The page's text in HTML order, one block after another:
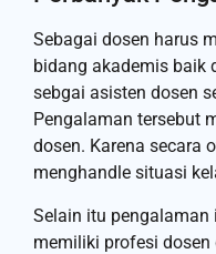
Sebagai dosen harus
bidang akademis baik
sebgai asisten dosen
Pengalaman tersebut
dosen. Karena secara
menghandle situasi
Selain itu pengalaman
memiliki profesi